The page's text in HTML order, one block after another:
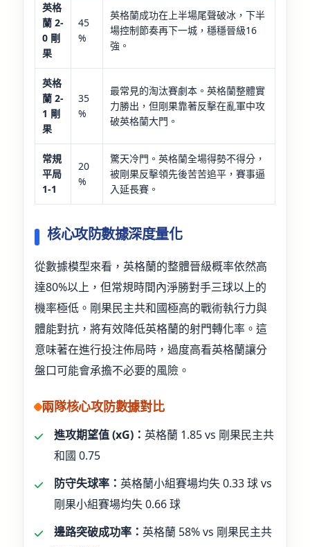
英格
蘭 2-
0 剛
果
45
%
英格蘭成功在上半場尾聲破冰，下半
場控制節奏再下一城，穩穩晉級16
強。
英格
蘭 2-
1 剛
果
35
%
最常見的淘汰賽劇本。英格蘭整體實
力勝出，但剛果靠著反擊在亂軍中攻
破英格蘭大門。
常規
平局
1-1
20
%
驚天冷門。英格蘭全場得勢不得分，
被剛果反擊領先後苦苦追平，賽事逼
入延長賽。
核心攻防數據深度量化
從數據模型來看，英格蘭的整體晉級概率依然高
達80%以上，但常規時間內淨勝對手三球以上的
機率極低。剛果民主共和國極高的戰術執行力與
體能對抗，將有效降低英格蘭的射門轉化率。這
意味著在進行投注佈局時，過度高看英格蘭讓分
盤口可能會承擔不必要的風險。
兩隊核心攻防數據對比
進攻期望值 (xG)： 英格蘭 1.85 vs 剛果民主共
和國 0.75
防守失球率： 英格蘭小組賽場均失 0.33 球 vs
剛果小組賽場均失 0.66 球
邊路突破成功率： 英格蘭 58% vs 剛果民主共